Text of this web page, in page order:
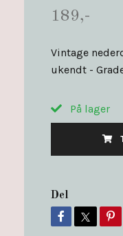
189,-
Vintage
ukendt -
På lager
Del